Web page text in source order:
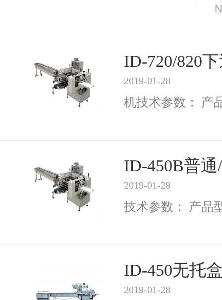
ID-720/820
2019-01-28
机技术参数： 产
ID-450B普
2019-01-28
技术参数： 产品
ID-450无托
2019-01-28